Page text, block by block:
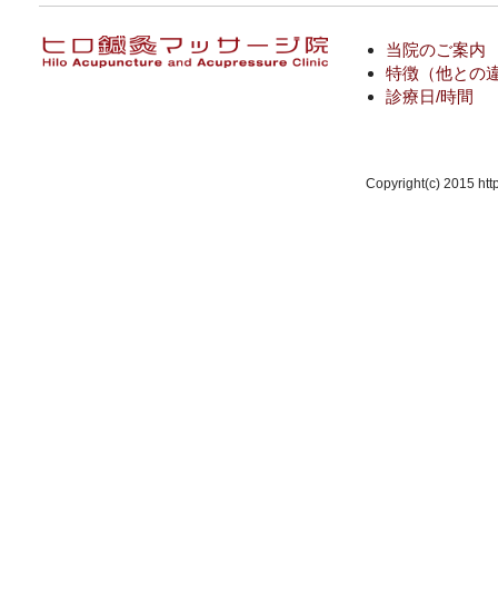
当院のご案内
特徴（他との
診療日/時間
Copyright(c) 2015